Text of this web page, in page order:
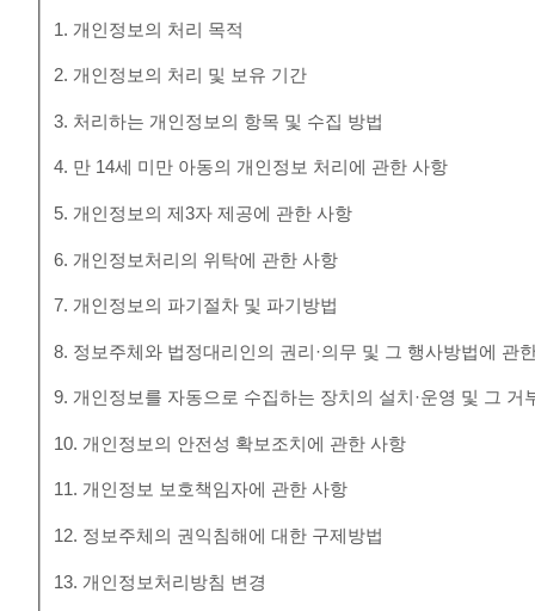
1. 개인정보의 처리 목적
2. 개인정보의 처리 및 보유 기간
3. 처리하는 개인정보의 항목 및 수집 방법
4. 만 14세 미만 아동의 개인정보 처리에 관한 사항
5. 개인정보의 제3자 제공에 관한 사항
6. 개인정보처리의 위탁에 관한 사항
7. 개인정보의 파기절차 및 파기방법
8. 정보주체와 법정대리인의 권리·의무 및 그 행사방법에 관
9. 개인정보를 자동으로 수집하는 장치의 설치·운영 및 그 거
10. 개인정보의 안전성 확보조치에 관한 사항
11. 개인정보 보호책임자에 관한 사항
12. 정보주체의 권익침해에 대한 구제방법
13. 개인정보처리방침 변경